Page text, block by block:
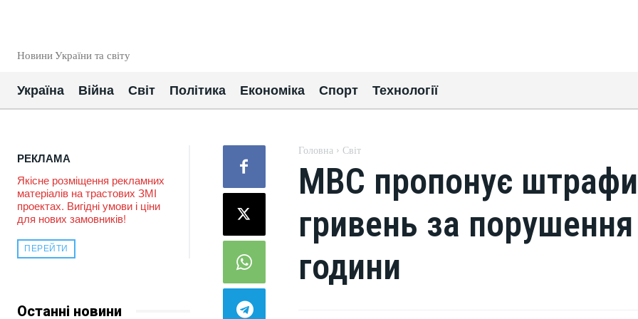
Новини України та світу
Україна Війна Світ Політика Економіка Спорт Технології
РЕКЛАМА
Якісне розміщення рекламних
матеріалів на трастових ЗМІ
проектах. Вигідні умови і ціни
для нових замовників!
ПЕРЕЙТИ
Останні новини
Головна Світ
МВС пропонує
гривень за
години